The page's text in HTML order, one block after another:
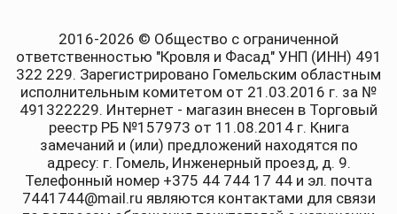
2016-2026 © Общество с ограниченной
ответственностью "Кровля и Фасад" УНП (ИНН) 491
322 229. Зарегистрировано Гомельским областным
исполнительным комитетом от 21.03.2016 г. за №
491322229. Интернет - магазин внесен в Торговый
реестр РБ №157973 от 11.08.2014 г. Книга
замечаний и (или) предложений находятся по
адресу: г. Гомель, Инженерный проезд, д. 9.
Телефонный номер +375 44 744 17 44 и эл. почта
7441744@mail.ru являются контактами для связи